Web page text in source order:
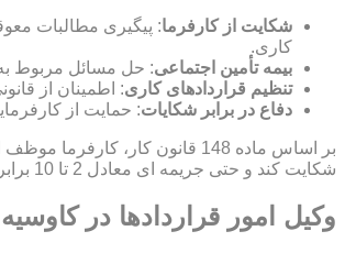
شکایت از کارفرما: پیگیری مطالبات
کاری.
بیمه تأمین اجتماعی: حل مسائل مربوط
تنظیم قراردادهای کاری: اطمینان از
دفاع در برابر شکایات: حمایت از
بر اساس ماده 148 قانون
شکایت کند و حتی جریمه ای معادل 2 تا 10 برابر حق بیمه پرداخت نشده برای کارفرما اعمال شود.
وکیل امور قراردادها در